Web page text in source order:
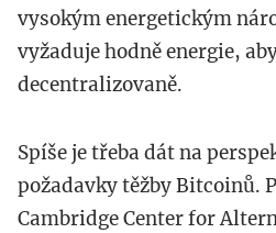
vysokým energetickým
vyžaduje hodně energie,
decentralizovaně.
Spíše je třeba dát na
požadavky těžby Bitcoinů.
Cambridge Center for